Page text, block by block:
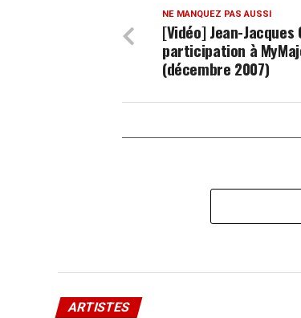
NE MANQUEZ PAS AUSSI
[Vidéo] Jean-Jacques
participation à
(décembre 2007)
ARTISTES